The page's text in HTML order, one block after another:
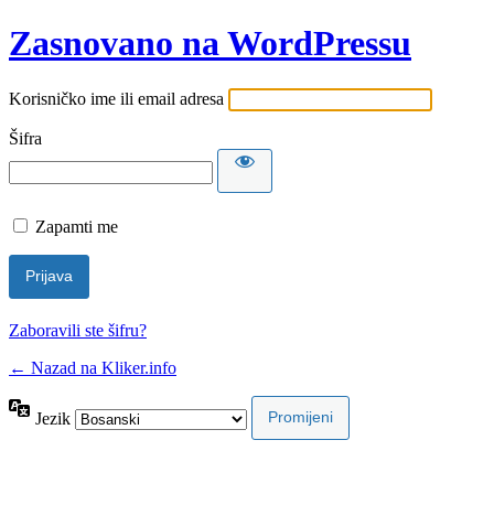
Zasnovano na WordPressu
Korisničko ime ili email adresa
Šifra
Zapamti me
Zaboravili ste šifru?
← Nazad na Kliker.info
Jezik